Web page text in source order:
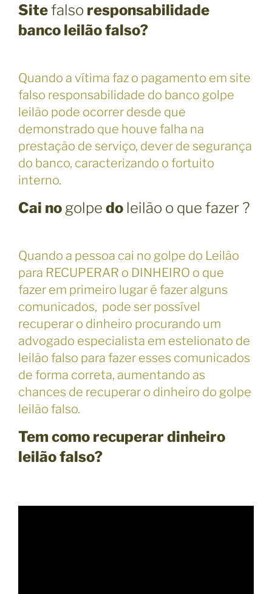
Sitefalso responsabilidade
banco leilão falso?
Quando a vítima faz o pagamento em site
falso responsabilidade do banco golpe
leilão pode ocorrer desde que
demonstrado que houve falha na
prestação de serviço, dever de segurança
do banco, caracterizando o fortuito
interno.
Cai no golpe do leilão o que fazer ?
Quando a pessoa cai no golpe do Leilão
para RECUPERAR o DINHEIRO o que
fazer em primeiro lugar é fazer alguns
comunicados, pode ser possível
recuperar o dinheiro procurando um
advogado especialista em estelionato de
leilão falso para fazer esses comunicados
de forma correta, aumentando as
chances de recuperar o dinheiro do golpe
leilão falso.
Tem como recuperar dinheiro
leilão falso?